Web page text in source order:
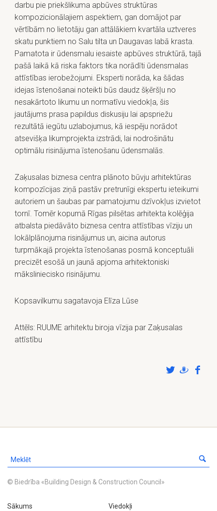
darbu pie priekšlikuma apbūves struktūras
kompozicionālajiem aspektiem, gan domājot par
vērtībām no lietotāju gan attālākiem kvartāla uztveres
skatu punktiem no Salu tilta un Daugavas labā krasta.
Pamatota ir ūdensmalu iesaiste apbūves struktūrā, tajā
pašā laikā kā riska faktors tika norādīti ūdensmalas
attīstības ierobežojumi. Eksperti norāda, ka šādas
idejas īstenošanai noteikti būs daudz šķēršļu no
nesakārtoto likumu un normatīvu viedokļa, šis
jautājums prasa papildus diskusiju lai apspriežu
rezultātā iegūtu uzlabojumus, kā iespēju norādot
atsevišķa likumprojekta izstrādi, lai nodrošinātu
optimālu risinājuma īstenošanu ūdensmalās.
Zaķusalas biznesa centra plānoto būvju arhitektūras
kompozīcijas ziņā pastāv pretrunīgi ekspertu ieteikumi
autoriem un šaubas par pamatojumu dzīvokļus izvietot
tornī. Tomēr kopumā Rīgas pilsētas arhitekta kolēģija
atbalsta piedāvāto biznesa centra attīstības vīziju un
lokālplānojuma risinājumus un, aicina autorus
turpmākajā projekta īstenošanas posmā konceptuāli
precizēt esošā un jaunā apjoma arhitektoniski
māksliniecisko risinājumu.
Kopsavilkumu sagatavoja Elīza Lūse
Attēls: RUUME arhitektu biroja vīzija par Zaķusalas
attīstību
© Biedrība «Building Design & Construction Council»
Sākums Viedokļi